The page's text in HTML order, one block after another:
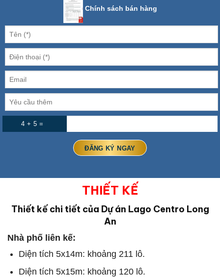
Chính sách bán hàng
4 + 5 =
THIẾT KẾ
Thiết kế chi tiết của Dự án Lago Centro Long
An
Nhà phố liên kế:
Diện tích 5x14m: khoảng 211 lô.
Diện tích 5x15m: khoảng 120 lô.